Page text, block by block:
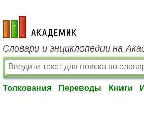
academic.ru
Словари и энциклопедии на
Толкования Переводы Книги